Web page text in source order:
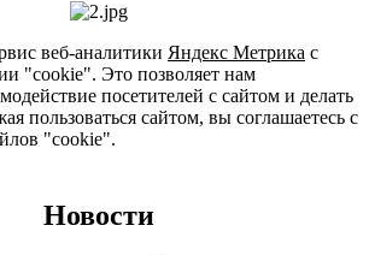
веб-аналитики Яндекс Метрика с
"cookie". Это позволяет нам
посетителей с сайтом и делать
пользоваться сайтом, вы соглашаетесь с
"cookie".
Новости